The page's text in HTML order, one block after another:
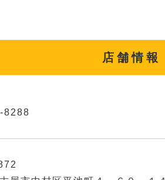
店舗情報
8288